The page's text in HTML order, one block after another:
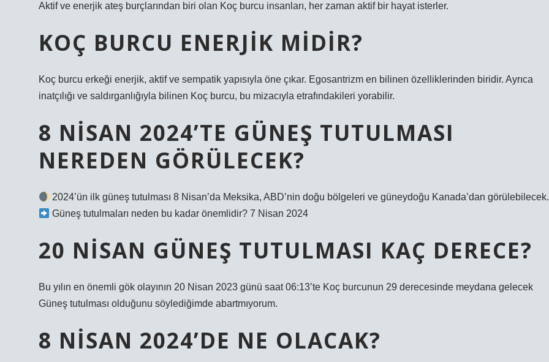
Aktif ve enerjik ateş burçlarından biri olan Koç burcu insanları, her zaman aktif bir hayat isterler.
KOÇ BURCU ENERJIK MIDIR?
Koç burcu erkeği enerjik, aktif ve sempatik yapısıyla öne çıkar. Egosantrizm en bilinen özelliklerinden biridir. Ayrıca
inatçılığı ve saldırganlığıyla bilinen Koç burcu, bu mizacıyla etrafındakileri yorabilir.
8 NISAN 2024’TE GÜNEŞ TUTULMASI
NEREDEN GÖRÜLECEK?
2024’ün ilk güneş tutulması 8 Nisan’da Meksika, ABD’nin doğu bölgeleri ve güneydoğu Kanada’dan görülebilecek.
Güneş tutulmaları neden bu kadar önemlidir? 7 Nisan 2024
20 NISAN GÜNEŞ TUTULMASI KAÇ DERECE?
Bu yılın en önemli gök olayının 20 Nisan 2023 günü saat 06:13’te Koç burcunun 29 derecesinde meydana gelecek
Güneş tutulması olduğunu söylediğimde abartmıyorum.
8 NISAN 2024’DE NE OLACAK?